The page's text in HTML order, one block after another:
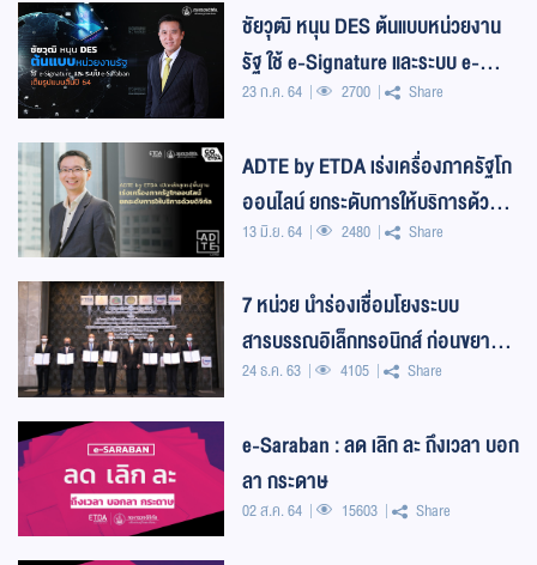
ชัยวุฒิ หนุน DES ต้นแบบหน่วยงาน
รัฐ ใช้ e-Signature และระบบ e-
Saraban เต็มรูปแบบ สิ้นปี 64
23 ก.ค. 64 2700 Share
ADTE by ETDA เร่งเครื่องภาครัฐโก
ออนไลน์ ยกระดับการให้บริการด้วย
ดิจิทัล
13 มิ.ย. 64 2480 Share
7 หน่วย นำร่องเชื่อมโยงระบบ
สารบรรณอิเล็กทรอนิกส์ ก่อนขยายสู่
ทุกหน่วยงานภาครัฐ มุ่งสู่รัฐบาล
24 ธ.ค. 63 4105 Share
e-Saraban : ลด เลิก ละ ถึงเวลา บอก
ลา กระดาษ
02 ส.ค. 64 15603 Share